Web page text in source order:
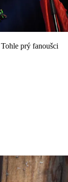
prý fanoušci